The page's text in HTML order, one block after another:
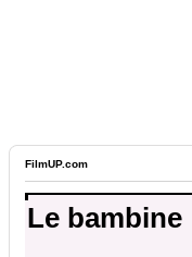
FilmUP.com
Le bambine